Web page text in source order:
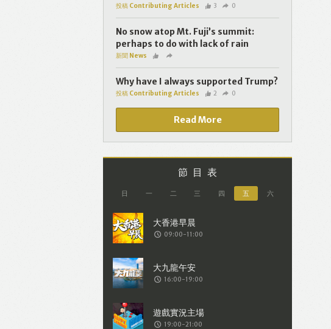
投稿 Contributing Articles 3 0
No snow atop Mt. Fuji’s summit:
perhaps to do with lack of rain
新聞 News
Why have I always supported Trump?
投稿 Contributing Articles 2 0
Read More
節目表
日 一 二 三 四 五 六
09:00-11:00
16:00-19:00
19:00-21:00